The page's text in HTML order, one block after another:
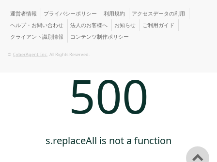
運営者情報 プライバシーポリシー 利用規約
アクセスデータの利用
ヘルプ・お問い合わせ
法人のお客様へ お知らせ
ご利用ガイド
クライアント識別情報
コンテンツ制作ポリシー
© CyberAgent, Inc. All Rights Reserved.
500
s.replaceAll is not a function